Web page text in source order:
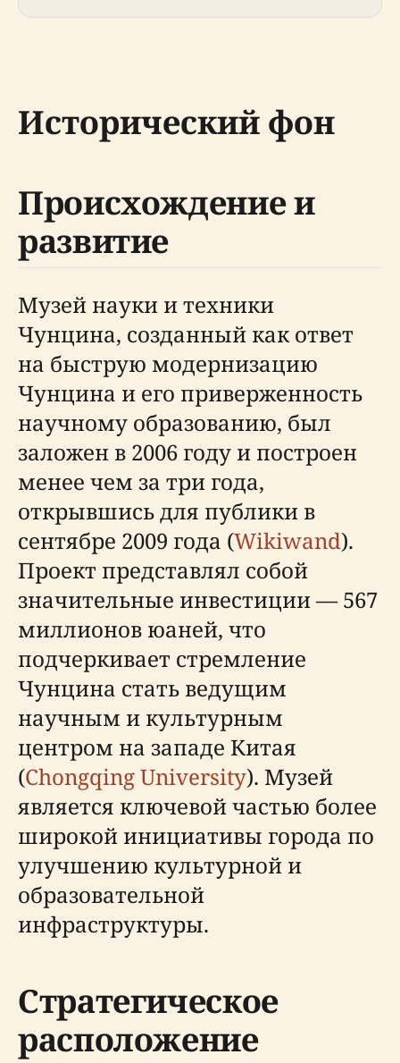
Исторический фон
Происхождение и
развитие
Музей науки и техники
Чунцина, созданный как ответ
на быструю модернизацию
Чунцина и его приверженность
научному образованию, был
заложен в 2006 году и построен
менее чем за три года,
открывшись для публики в
сентябре 2009 года (Wikiwand).
Проект представлял собой
значительные инвестиции — 567
миллионов юаней, что
подчеркивает стремление
Чунцина стать ведущим
научным и культурным
центром на западе Китая
(Chongqing University). Музей
является ключевой частью более
широкой инициативы города по
улучшению культурной и
образовательной
инфраструктуры.
Стратегическое
расположение